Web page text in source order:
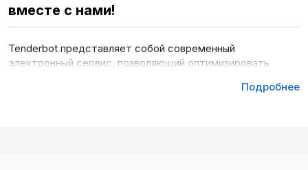
вместе с нами!
Tenderbot представляет собой современный
электронный сервис, позволяющий оптимизировать
Подробнее